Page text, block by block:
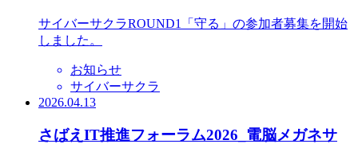
サイバーサクラROUND1「守る」の参加者募集を開始
しました。
お知らせ
サイバーサクラ
2026.04.13
さばえIT推進フォーラム2026_電脳メガネサ